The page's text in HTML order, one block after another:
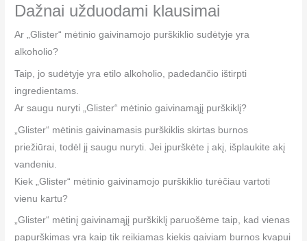
Dažnai užduodami klausimai
Ar „Glister“ mėtinio gaivinamojo purškiklio sudėtyje yra
alkoholio?
Taip, jo sudėtyje yra etilo alkoholio, padedančio ištirpti
ingredientams.
Ar saugu nuryti „Glister“ mėtinio gaivinamąjį purškiklį?
„Glister“ mėtinis gaivinamasis purškiklis skirtas burnos
priežiūrai, todėl jį saugu nuryti. Jei įpurškėte į akį, išplaukite akį
vandeniu.
Kiek „Glister“ mėtinio gaivinamojo purškiklio turėčiau vartoti
vienu kartu?
„Glister“ mėtinį gaivinamąjį purškiklį paruošėme taip, kad vienas
papurškimas yra kaip tik reikiamas kiekis gaiviam burnos kvapui